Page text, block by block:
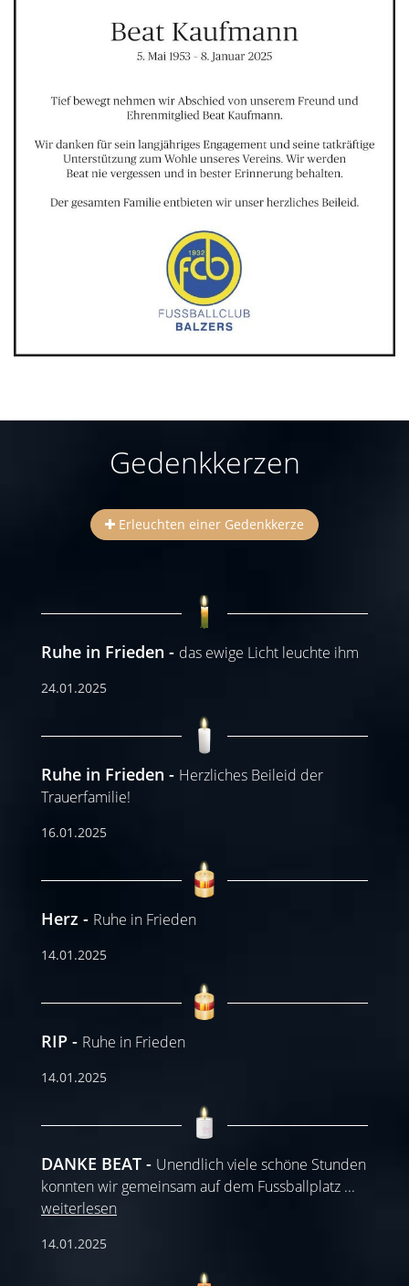
Gedenkkerzen
Erleuchten einer Gedenkkerze
Ruhe in Frieden das ewige Licht leuchte ihm
24.01.2025
Ruhe in Frieden
Herzliches Beileid der
Trauerfamilie!
16.01.2025
Herz Ruhe in Frieden
14.01.2025
RIP Ruhe in Frieden
14.01.2025
DANKE BEAT
Unendlich viele schöne Stunden
konnten wir gemeinsam auf dem Fussballplatz ...
weiterlesen
14.01.2025